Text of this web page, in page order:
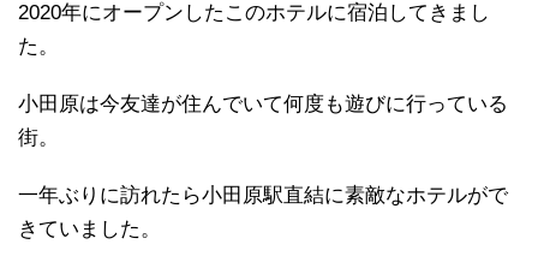
2020年にオープンしたこのホテルに宿泊してきまし
た。
小田原は今友達が住んでいて何度も遊びに行っている
街。
一年ぶりに訪れたら小田原駅直結に素敵なホテルがで
きていました。